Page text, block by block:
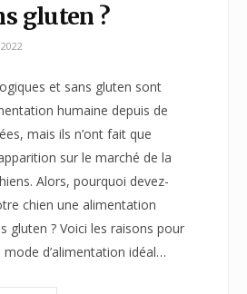
gluten ?
et sans gluten sont
humaine depuis de
mais ils n’ont fait que
sur le marché de la
Alors, pourquoi devez-
chien une alimentation
gluten ? Voici les raisons pour
mode d’alimentation idéal…